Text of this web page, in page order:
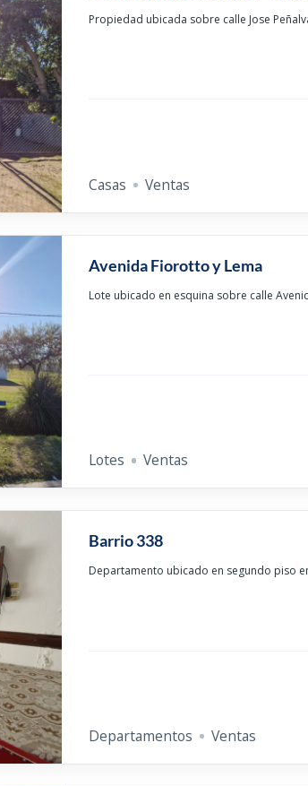
Propiedad ubicada sobre calle Jose
Casas Ventas
Avenida Fiorotto y Lema
Lote ubicado en esquina sobre calle
Lotes Ventas
Barrio 338
Departamento ubicado en segundo piso
Departamentos Ventas